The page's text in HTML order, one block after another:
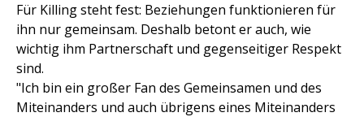
Für Killing steht fest: Beziehungen funktionieren für
ihn nur gemeinsam. Deshalb betont er auch, wie
wichtig ihm Partnerschaft und gegenseitiger Respekt
sind.
"Ich bin ein großer Fan des Gemeinsamen und des
Miteinanders und auch übrigens eines Miteinanders